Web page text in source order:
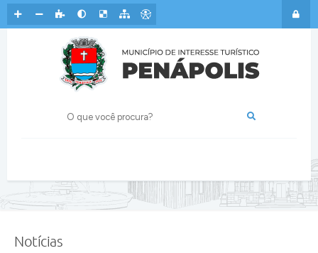
Notícias